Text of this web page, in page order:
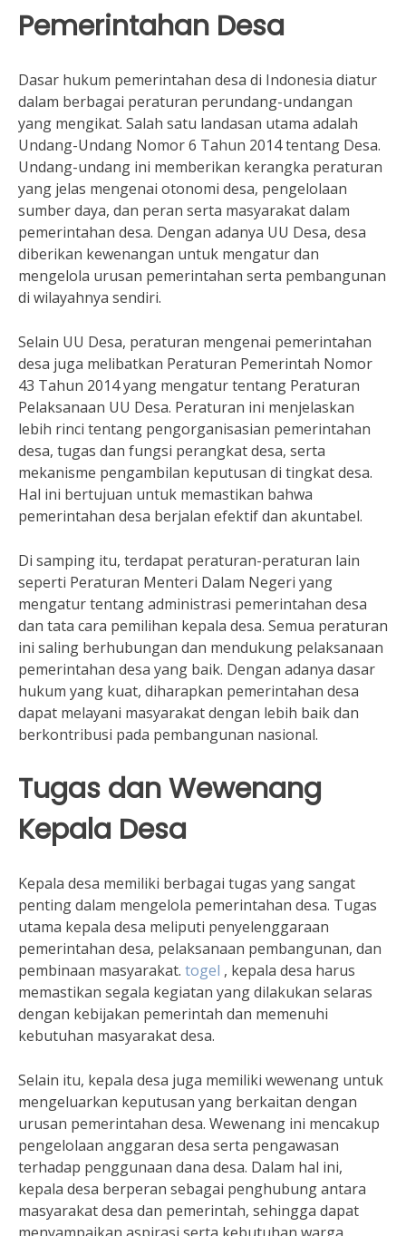
Pemerintahan Desa
Dasar hukum pemerintahan desa di Indonesia diatur
dalam berbagai peraturan perundang-undangan
yang mengikat. Salah satu landasan utama adalah
Undang-Undang Nomor 6 Tahun 2014 tentang Desa.
Undang-undang ini memberikan kerangka peraturan
yang jelas mengenai otonomi desa, pengelolaan
sumber daya, dan peran serta masyarakat dalam
pemerintahan desa. Dengan adanya UU Desa, desa
diberikan kewenangan untuk mengatur dan
mengelola urusan pemerintahan serta pembangunan
di wilayahnya sendiri.
Selain UU Desa, peraturan mengenai pemerintahan
desa juga melibatkan Peraturan Pemerintah Nomor
43 Tahun 2014 yang mengatur tentang Peraturan
Pelaksanaan UU Desa. Peraturan ini menjelaskan
lebih rinci tentang pengorganisasian pemerintahan
desa, tugas dan fungsi perangkat desa, serta
mekanisme pengambilan keputusan di tingkat desa.
Hal ini bertujuan untuk memastikan bahwa
pemerintahan desa berjalan efektif dan akuntabel.
Di samping itu, terdapat peraturan-peraturan lain
seperti Peraturan Menteri Dalam Negeri yang
mengatur tentang administrasi pemerintahan desa
dan tata cara pemilihan kepala desa. Semua peraturan
ini saling berhubungan dan mendukung pelaksanaan
pemerintahan desa yang baik. Dengan adanya dasar
hukum yang kuat, diharapkan pemerintahan desa
dapat melayani masyarakat dengan lebih baik dan
berkontribusi pada pembangunan nasional.
Tugas dan Wewenang
Kepala Desa
Kepala desa memiliki berbagai tugas yang sangat
penting dalam mengelola pemerintahan desa. Tugas
utama kepala desa meliputi penyelenggaraan
pemerintahan desa, pelaksanaan pembangunan, dan
pembinaan masyarakat. togel , kepala desa harus
memastikan segala kegiatan yang dilakukan selaras
dengan kebijakan pemerintah dan memenuhi
kebutuhan masyarakat desa.
Selain itu, kepala desa juga memiliki wewenang untuk
mengeluarkan keputusan yang berkaitan dengan
urusan pemerintahan desa. Wewenang ini mencakup
pengelolaan anggaran desa serta pengawasan
terhadap penggunaan dana desa. Dalam hal ini,
kepala desa berperan sebagai penghubung antara
masyarakat desa dan pemerintah, sehingga dapat